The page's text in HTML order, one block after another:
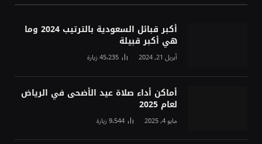
أكبر قبائل السعودية بالترتيب 2024 وما
هي أكبر قبيلة
أبريل 21, 2024 45٬235زيارة
أماكن أداء صلاة عيد الأضحى في الرياض
لعام 2025
مايو 4, 2025 9٬544زيارة